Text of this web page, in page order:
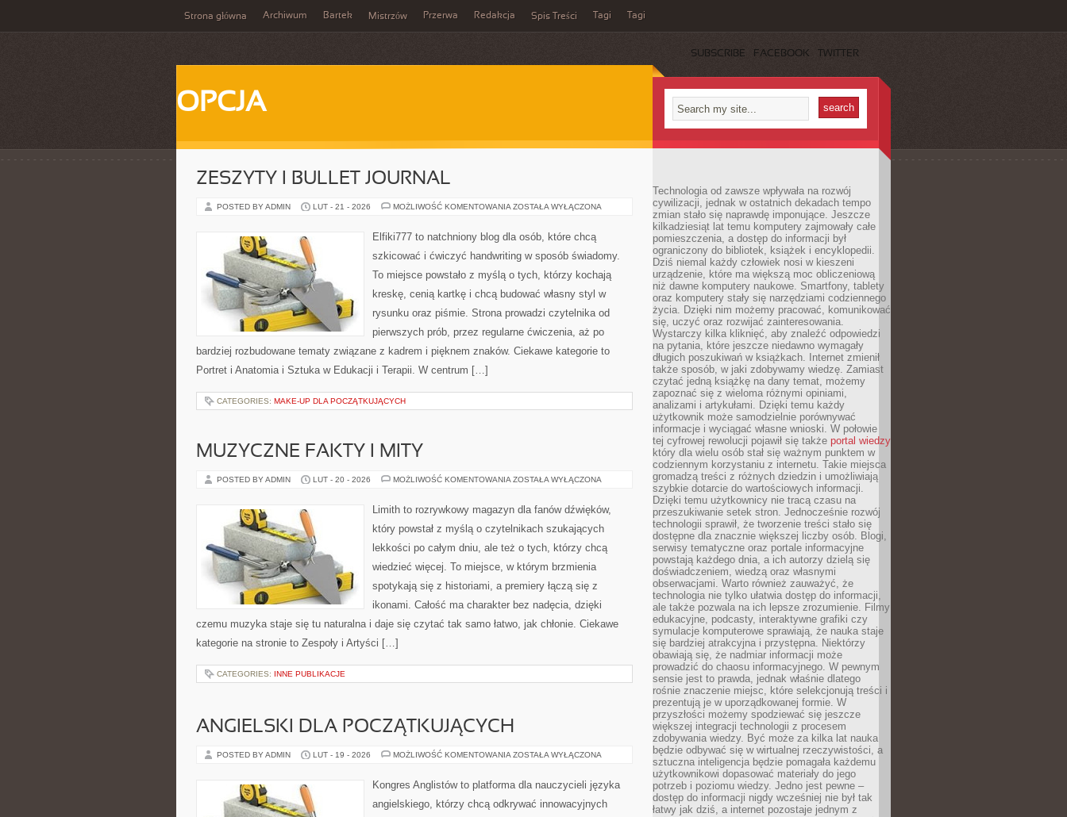
Strona główna Archiwum Bartek Mistrzów Przerwa Redakcja Spis Treści Tagi Tagi
SUBSCRIBE FACEBOOK TWITTER
OPCJA
ZESZYTY I BULLET JOURNAL
POSTED BY ADMIN LUT - 21 - 2026 MOŻLIWOŚĆ KOMENTOWANIA ZESZYTY
JOURNAL
ZOSTAŁA WYŁĄCZONA
Elfiki777 to natchniony blog dla osób, które chcą
szkicować i ćwiczyć handwriting w sposób świadomy.
To miejsce powstało z myślą o tych, którzy kochają
kreskę, cenią kartkę i chcą budować własny styl w
rysunku oraz piśmie. Strona prowadzi czytelnika od
pierwszych prób, przez regularne ćwiczenia, aż po
bardziej rozbudowane tematy związane z kadrem i pięknem znaków. Ciekawe kategorie to
Portret i Anatomia i Sztuka w Edukacji i Terapii. W centrum […]
CATEGORIES: MAKE-UP DLA POCZĄTKUJĄCYCH
MUZYCZNE FAKTY I MITY
POSTED BY ADMIN LUT - 20 - 2026 MOŻLIWOŚĆ KOMENTOWANIA MUZYCZNE
MITY
ZOSTAŁA WYŁĄCZONA
Limith to rozrywkowy magazyn dla fanów dźwięków,
który powstał z myślą o czytelnikach szukających
lekkości po całym dniu, ale też o tych, którzy chcą
wiedzieć więcej. To miejsce, w którym brzmienia
spotykają się z historiami, a premiery łączą się z
ikonami. Całość ma charakter bez nadęcia, dzięki
czemu muzyka staje się tu naturalna i daje się czytać tak samo łatwo, jak chłonie. Ciekawe
kategorie na stronie to Zespoły i Artyści […]
CATEGORIES: INNE PUBLIKACJE
ANGIELSKI DLA POCZĄTKUJĄCYCH
POSTED BY ADMIN LUT - 19 - 2026 MOŻLIWOŚĆ KOMENTOWANIA ANGIELSKI
ZOSTAŁA WYŁĄCZONA
Kongres Anglistów to platforma dla nauczycieli języka
angielskiego, którzy chcą odkrywać innowacyjnych
Technologia od zawsze wpływała na rozwój
cywilizacji, jednak w ostatnich dekadach tempo
zmian stało się naprawdę imponujące. Jeszcze
kilkadziesiąt lat temu komputery zajmowały całe
pomieszczenia, a dostęp do informacji był
ograniczony do bibliotek, książek i encyklopedii.
Dziś niemal każdy człowiek nosi w kieszeni
urządzenie, które ma większą moc obliczeniową
niż dawne komputery naukowe. Smartfony, tablety
oraz komputery stały się narzędziami codziennego
życia. Dzięki nim możemy pracować, komunikować
się, uczyć oraz rozwijać zainteresowania.
Wystarczy kilka kliknięć, aby znaleźć odpowiedzi
na pytania, które jeszcze niedawno wymagały
długich poszukiwań w książkach. Internet zmienił
także sposób, w jaki zdobywamy wiedzę. Zamiast
czytać jedną książkę na dany temat, możemy
zapoznać się z wieloma różnymi opiniami,
analizami i artykułami. Dzięki temu każdy
użytkownik może samodzielnie porównywać
informacje i wyciągać własne wnioski. W połowie
tej cyfrowej rewolucji pojawił się także portal wiedzy
który dla wielu osób stał się ważnym punktem w
codziennym korzystaniu z internetu. Takie miejsca
gromadzą treści z różnych dziedzin i umożliwiają
szybkie dotarcie do wartościowych informacji.
Dzięki temu użytkownicy nie tracą czasu na
przeszukiwanie setek stron. Jednocześnie rozwój
technologii sprawił, że tworzenie treści stało się
dostępne dla znacznie większej liczby osób. Blogi,
serwisy tematyczne oraz portale informacyjne
powstają każdego dnia, a ich autorzy dzielą się
doświadczeniem, wiedzą oraz własnymi
obserwacjami. Warto również zauważyć, że
technologia nie tylko ułatwia dostęp do informacji,
ale także pozwala na ich lepsze zrozumienie. Filmy
edukacyjne, podcasty, interaktywne grafiki czy
symulacje komputerowe sprawiają, że nauka staje
się bardziej atrakcyjna i przystępna. Niektórzy
obawiają się, że nadmiar informacji może
prowadzić do chaosu informacyjnego. W pewnym
sensie jest to prawda, jednak właśnie dlatego
rośnie znaczenie miejsc, które selekcjonują treści i
prezentują je w uporządkowanej formie. W
przyszłości możemy spodziewać się jeszcze
większej integracji technologii z procesem
zdobywania wiedzy. Być może za kilka lat nauka
będzie odbywać się w wirtualnej rzeczywistości, a
sztuczna inteligencja będzie pomagała każdemu
użytkownikowi dopasować materiały do jego
potrzeb i poziomu wiedzy. Jedno jest pewne –
dostęp do informacji nigdy wcześniej nie był tak
łatwy jak dziś, a internet pozostaje jednym z